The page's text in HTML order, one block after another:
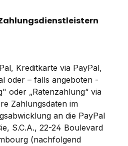
Kreditkarte via PayPal,
oder – falls angeboten -
oder „Ratenzahlung“ via
Zahlungsdaten im
an die PayPal
S.C.A., 22-24 Boulevard
(nachfolgend